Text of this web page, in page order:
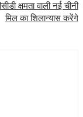
क्षमता वाली नई चीनी
मिल का शिलान्यास करेंगे